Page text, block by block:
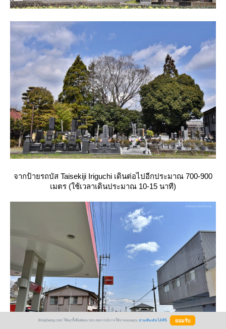
จากป้ายรถบัส Taisekiji Iriguchi เดินต่อไปอีกประมาณ 700-900
เมตร (ใช้เวลาเดินประมาณ 10-15 นาที)
BlogGang.com ใช้คุกกี้เพื่อพัฒนาประสบการณ์การใช้งานของคุณ อ่านเพิ่มเติมได้ที่นี่